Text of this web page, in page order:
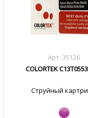
Арт. 35126
COLORTEK
Струйный